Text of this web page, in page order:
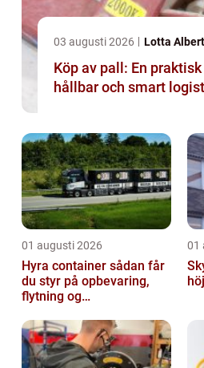
03 augusti 2026 Lotta
Köp av pall: En
hållbar och smart
01 augusti 2026
Hyra container sådan får
du styr på opbevaring,
flytning og
01